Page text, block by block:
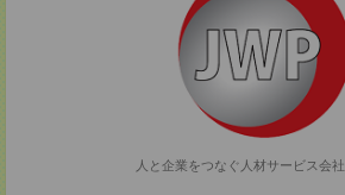
人と企業をつなぐ人材サービス会社